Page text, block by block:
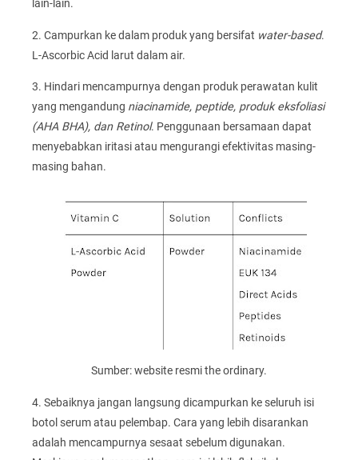
lain-lain.
2. Campurkan ke dalam produk yang bersifat water-based.
L-Ascorbic Acid larut dalam air.
3. Hindari mencampurnya dengan produk perawatan kulit
yang mengandung niacinamide, peptide, produk eksfoliasi
(AHA BHA), dan Retinol. Penggunaan bersamaan dapat
menyebabkan iritasi atau mengurangi efektivitas masing-
masing bahan.
Sumber: website resmi the ordinary.
4. Sebaiknya jangan langsung dicampurkan ke seluruh isi
botol serum atau pelembap. Cara yang lebih disarankan
adalah mencampurnya sesaat sebelum digunakan.